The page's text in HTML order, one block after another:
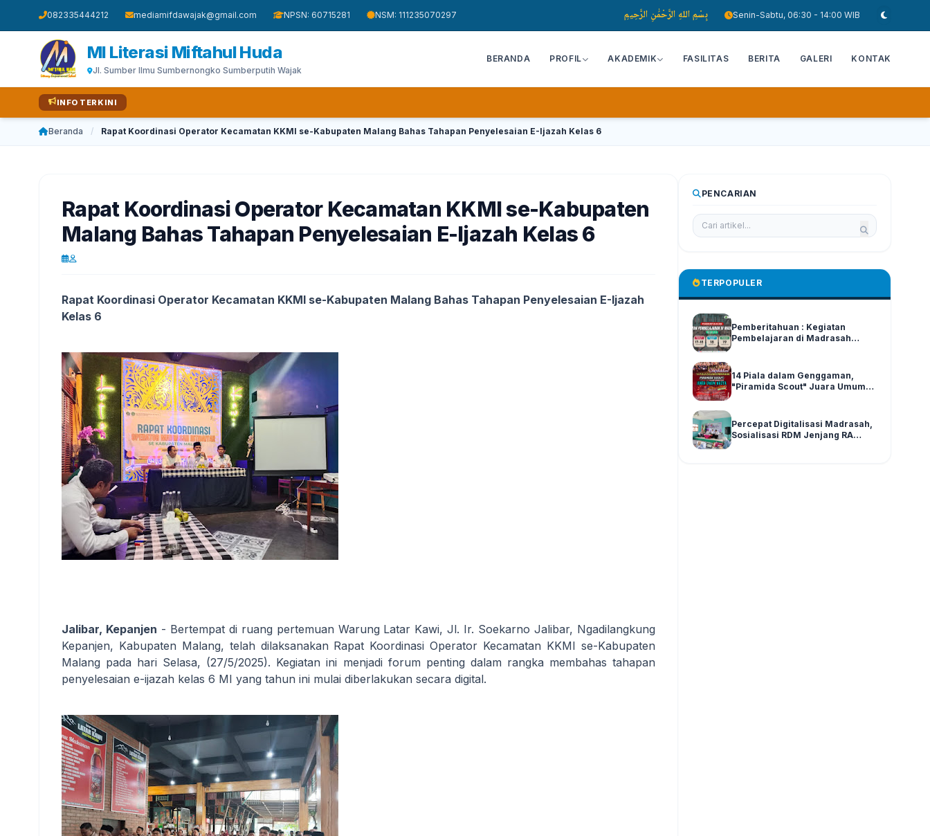
082335444212 mediamifdawajak@gmail.com NPSN: 60715281 NSM: 111235070297 بِسْمِ اللهِ الرَّحْمَٰنِ الرَّحِيمِ Senin-Sabtu, 06:30 - 14:00 WIB
MI Literasi Miftahul Huda
Jl. Sumber Ilmu Sumbernongko Sumberputih Wajak
BERANDA PROFIL AKADEMIK FASILITAS BERITA GALERI KONTAK
INFO TERKINI
Beranda / Rapat Koordinasi Operator Kecamatan KKMI se-Kabupaten Malang Bahas Tahapan Penyelesaian E-Ijazah Kelas 6
Rapat Koordinasi Operator Kecamatan KKMI se-Kabupaten
Malang Bahas Tahapan Penyelesaian E-Ijazah Kelas 6
Rapat Koordinasi Operator Kecamatan KKMI se-Kabupaten Malang Bahas Tahapan Penyelesaian E-Ijazah
Kelas 6
Jalibar, Kepanjen - Bertempat di ruang pertemuan Warung Latar Kawi, Jl. Ir. Soekarno Jalibar, Ngadilangkung
Kepanjen, Kabupaten Malang, telah dilaksanakan Rapat Koordinasi Operator Kecamatan KKMI se-Kabupaten
Malang pada hari Selasa, (27/5/2025). Kegiatan ini menjadi forum penting dalam rangka membahas tahapan
penyelesaian e-ijazah kelas 6 MI yang tahun ini mulai diberlakukan secara digital.
PENCARIAN
TERPOPULER
Pemberitahuan : Kegiatan
Pembelajaran di Madrasah
14 Piala dalam Genggaman,
"Piramida Scout" Juara Umum
Percepat Digitalisasi Madrasah,
Sosialisasi RDM Jenjang RA